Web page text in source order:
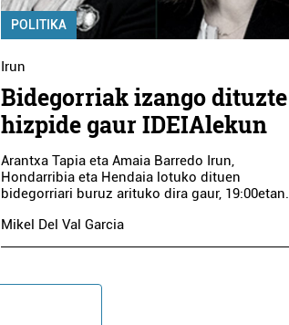
POLITIKA
Irun
Bidegorriak izango dituzte
hizpide gaur IDEIAlekun
Arantxa Tapia eta Amaia Barredo Irun,
Hondarribia eta Hendaia lotuko dituen
bidegorriari buruz arituko dira gaur, 19:00etan.
Mikel Del Val Garcia